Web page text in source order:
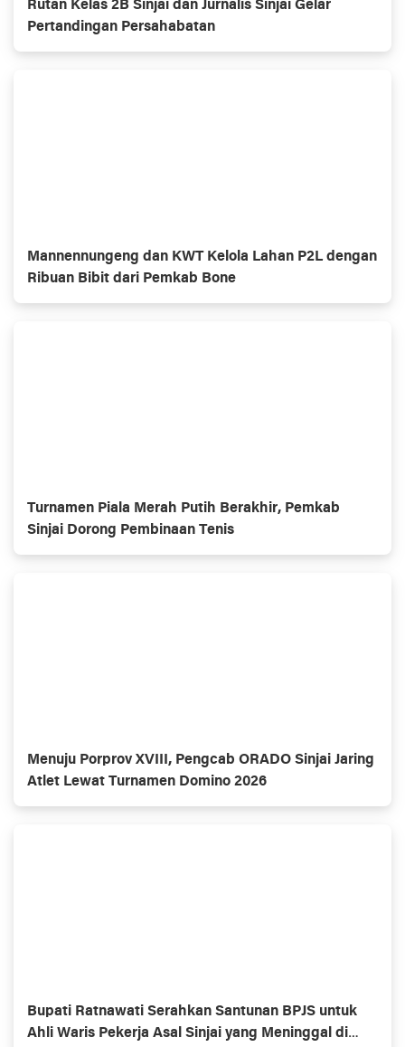
Rutan Kelas 2B Sinjai dan Jurnalis Sinjai Gelar
Pertandingan Persahabatan
Mannennungeng dan KWT Kelola Lahan P2L dengan
Ribuan Bibit dari Pemkab Bone
Turnamen Piala Merah Putih Berakhir, Pemkab
Sinjai Dorong Pembinaan Tenis
Menuju Porprov XVIII, Pengcab ORADO Sinjai Jaring
Atlet Lewat Turnamen Domino 2026
Bupati Ratnawati Serahkan Santunan BPJS untuk
Ahli Waris Pekerja Asal Sinjai yang Meninggal di